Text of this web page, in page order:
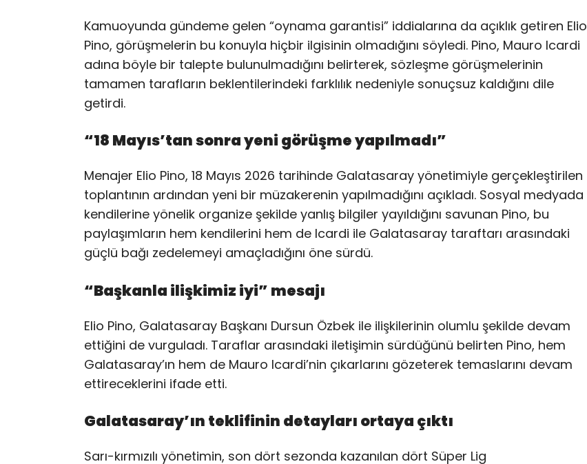
Kamuoyunda gündeme gelen “oynama garantisi” iddialarına da açıklık getiren Elio
Pino, görüşmelerin bu konuyla hiçbir ilgisinin olmadığını söyledi. Pino, Mauro Icardi
adına böyle bir talepte bulunulmadığını belirterek, sözleşme görüşmelerinin
tamamen tarafların beklentilerindeki farklılık nedeniyle sonuçsuz kaldığını dile
getirdi.
“18 Mayıs’tan sonra yeni görüşme yapılmadı”
Menajer Elio Pino, 18 Mayıs 2026 tarihinde Galatasaray yönetimiyle gerçekleştirilen
toplantının ardından yeni bir müzakerenin yapılmadığını açıkladı. Sosyal medyada
kendilerine yönelik organize şekilde yanlış bilgiler yayıldığını savunan Pino, bu
paylaşımların hem kendilerini hem de Icardi ile Galatasaray taraftarı arasındaki
güçlü bağı zedelemeyi amaçladığını öne sürdü.
“Başkanla ilişkimiz iyi” mesajı
Elio Pino, Galatasaray Başkanı Dursun Özbek ile ilişkilerinin olumlu şekilde devam
ettiğini de vurguladı. Taraflar arasındaki iletişimin sürdüğünü belirten Pino, hem
Galatasaray’ın hem de Mauro Icardi’nin çıkarlarını gözeterek temaslarını devam
ettireceklerini ifade etti.
Galatasaray’ın teklifinin detayları ortaya çıktı
Sarı-kırmızılı yönetimin, son dört sezonda kazanılan dört Süper Lig